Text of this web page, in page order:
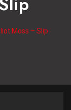
Moss – Slip